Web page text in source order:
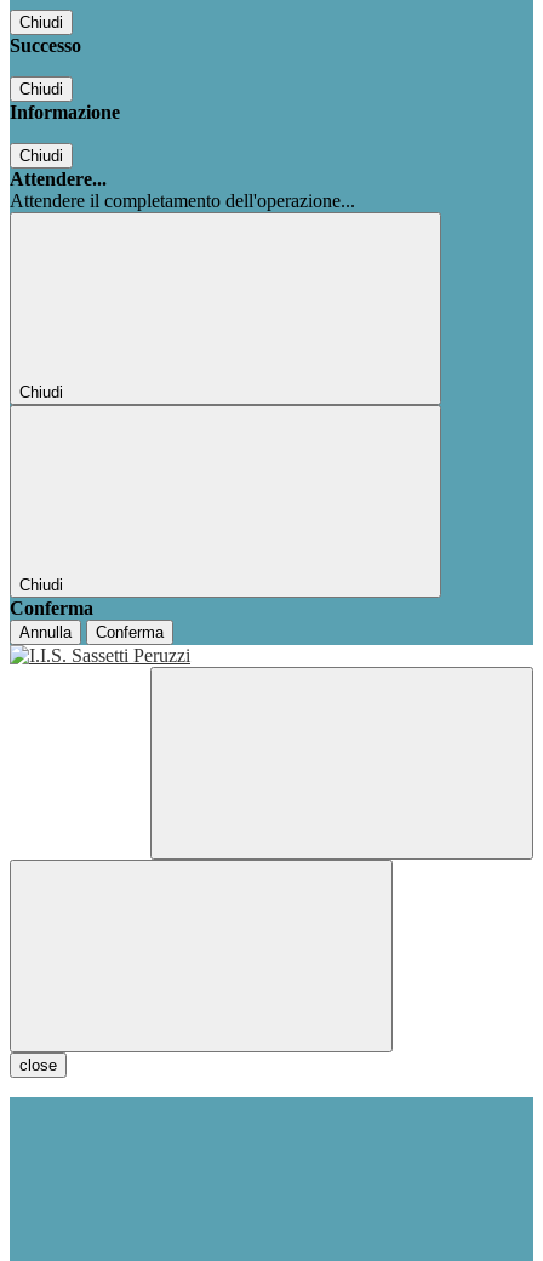
Chiudi
Successo
Chiudi
Informazione
Chiudi
Attendere...
Attendere il completamento dell'operazione...
Chiudi
Chiudi
Conferma
Annulla Conferma
close